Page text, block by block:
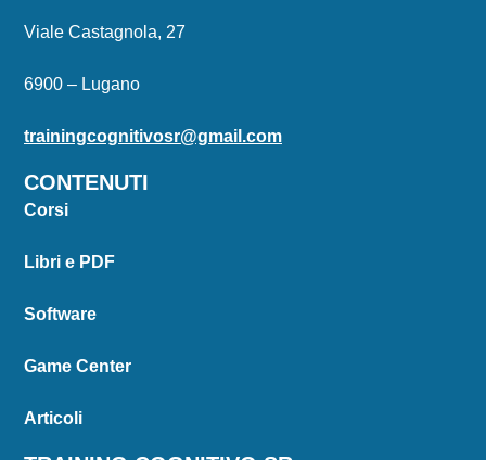
Viale Castagnola, 27
6900 – Lugano
trainingcognitivosr@gmail.com
CONTENUTI
Corsi
Libri e PDF
Software
Game Center
Articoli